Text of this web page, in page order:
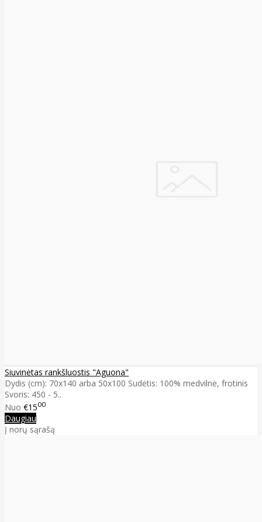
Siuvinėtas rankšluostis "Aguona"
Dydis (cm): 70x140 arba 50x100 Sudėtis: 100% medvilnė, frotinis
Svoris: 450 - 5..
Nuo €1500
Daugiau
Į norų sąrašą